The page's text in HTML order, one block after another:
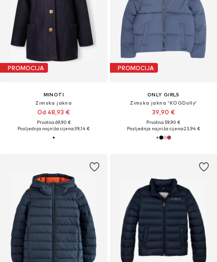
PROMOCIJA
MINOTI
Zimska jakna
Od 48,93 €
Prvotno: 69,90 €
Posljednja najniža cijena:39,14 €
PROMOCIJA
ONLY GIRLS
Zimska jakna 'KOGDolly'
39,90 €
Prvotno: 59,90 €
Posljednja najniža cijena:23,94 €